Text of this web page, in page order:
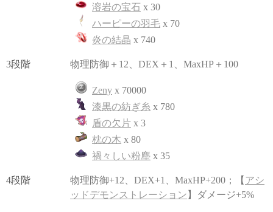
溶岩の宝石 x 30
ハーピーの羽毛 x 70
炎の結晶 x 740
3段階 物理防御＋12、DEX＋1、MaxHP＋100
Zeny x 70000
漆黒の紡ぎ糸 x 780
盾の欠片 x 3
枕の木 x 80
禍々しい粉塵 x 35
4段階 物理防御+12、DEX+1、MaxHP+200；【 アシ
ッドデモンストレーション 】ダメージ+5%